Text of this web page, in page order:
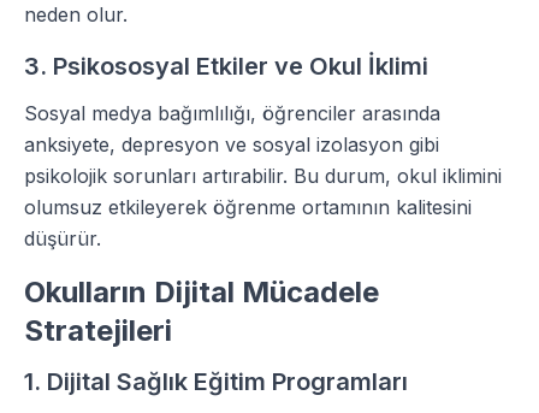
neden olur.
3. Psikososyal Etkiler ve Okul İklimi
Sosyal medya bağımlılığı, öğrenciler arasında
anksiyete, depresyon ve sosyal izolasyon gibi
psikolojik sorunları artırabilir. Bu durum, okul iklimini
olumsuz etkileyerek öğrenme ortamının kalitesini
düşürür.
Okulların Dijital Mücadele
Stratejileri
1. Dijital Sağlık Eğitim Programları